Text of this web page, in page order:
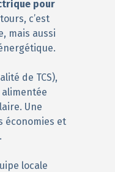
pour
c’est
mais aussi
de TCS),
Une
économies et
locale